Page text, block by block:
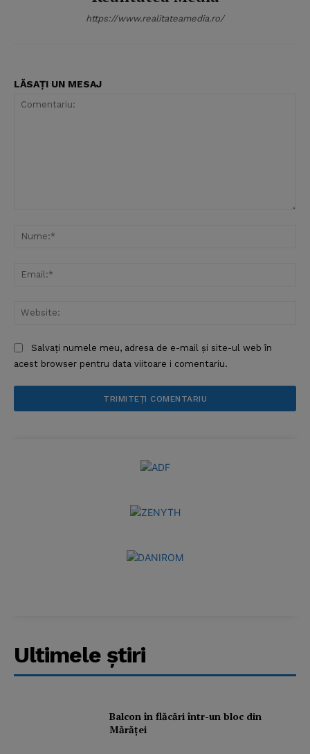
https://www.realitateamedia.ro/
LĂSAȚI UN MESAJ
Salvați numele meu, adresa de e-mail și site-ul web în
acest browser pentru data viitoare i comentariu.
Ultimele ştiri
Balcon în flăcări într-un bloc din
Mărăţei